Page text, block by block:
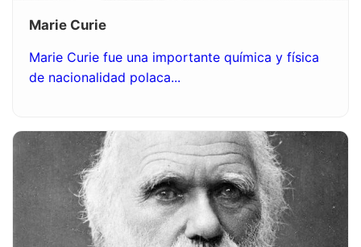
Marie Curie
Marie Curie fue una importante química y física
de nacionalidad polaca...